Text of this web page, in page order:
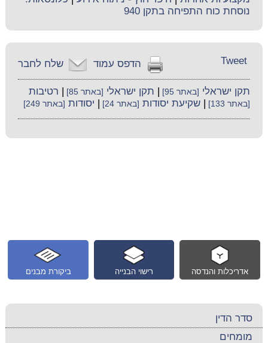
נוסחת כוח התפיחה בתקן 940
שלח לחבר הדפס עמוד Tweet
תקן ישראלי [באתר 95] תקן ישראלי [באתר 85] רטיבות
[באתר 133] |שקיעת יסודות [באתר 24] יסודות [באתר 249]
ביקורת מבנים רישוי הבנייה אדריכלות והנדסה
סדר הדין
מומחים